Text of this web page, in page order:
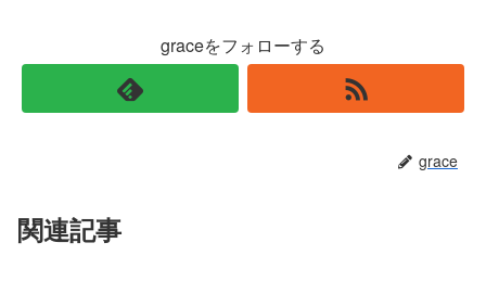
graceをフォローする
grace
関連記事